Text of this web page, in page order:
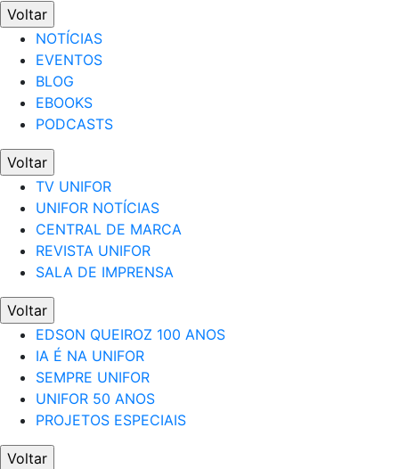
Voltar
NOTÍCIAS
EVENTOS
BLOG
EBOOKS
PODCASTS
Voltar
TV UNIFOR
UNIFOR NOTÍCIAS
CENTRAL DE MARCA
REVISTA UNIFOR
SALA DE IMPRENSA
Voltar
EDSON QUEIROZ 100 ANOS
IA É NA UNIFOR
SEMPRE UNIFOR
UNIFOR 50 ANOS
PROJETOS ESPECIAIS
Voltar